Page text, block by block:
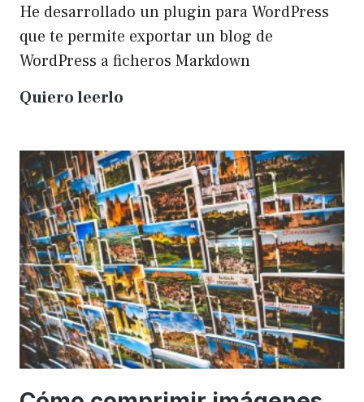
He desarrollado un plugin para WordPress
que te permite exportar un blog de
WordPress a ficheros Markdown
Quiero leerlo
exportar
un
WP
a
Markdown